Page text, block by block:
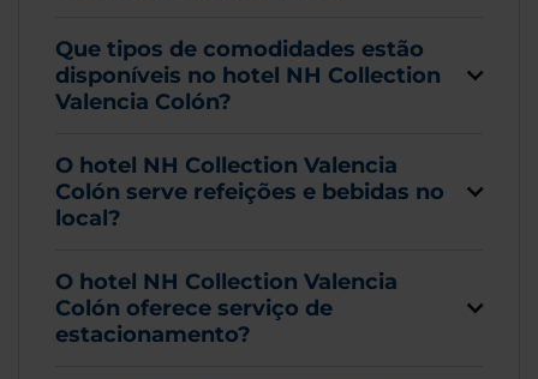
Que tipos de comodidades estão
disponíveis no hotel NH Collection
Valencia Colón?
O hotel NH Collection Valencia
Colón serve refeições e bebidas no
local?
O hotel NH Collection Valencia
Colón oferece serviço de
estacionamento?